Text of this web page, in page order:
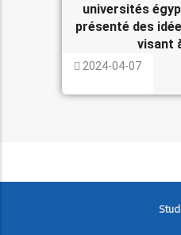
universités
présenté des
visant
2024-04-07